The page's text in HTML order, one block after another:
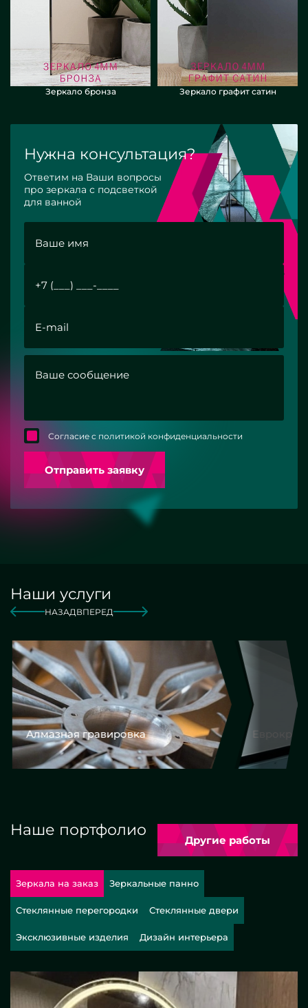
Зеркало бронза Зеркало графит сатин
Нужна консультация?
Ответим на Ваши вопросы
про зеркала с подсветкой
для ванной
Согласие с политикой конфиденциальности
Отправить заявку
Наши услуги
НАЗАД ВПЕРЕД
Алмазная гравировка
Наше портфолио
Другие работы
Зеркала на заказ Зеркальные панно
Стеклянные перегородки Стеклянные двери
Эксклюзивные изделия Дизайн интерьера